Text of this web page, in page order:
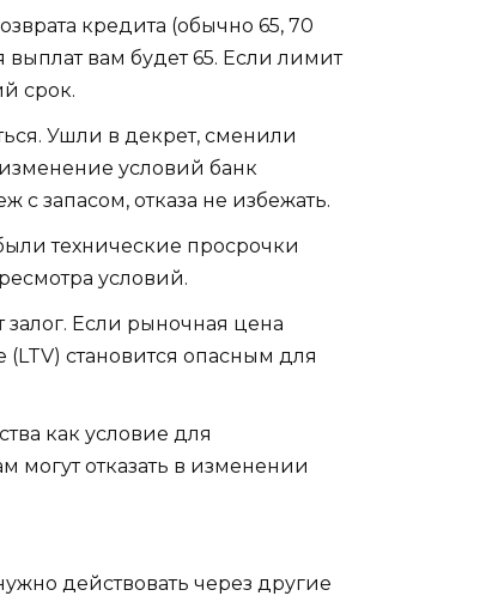
кредита (обычно 65, 70
выплат вам будет 65. Если лимит
срок.
Ушли в декрет, сменили
условий банк
запасом, отказа не избежать.
технические просрочки
условий.
залог. Если рыночная цена
становится опасным для
как условие для
могут отказать в изменении
действовать через другие